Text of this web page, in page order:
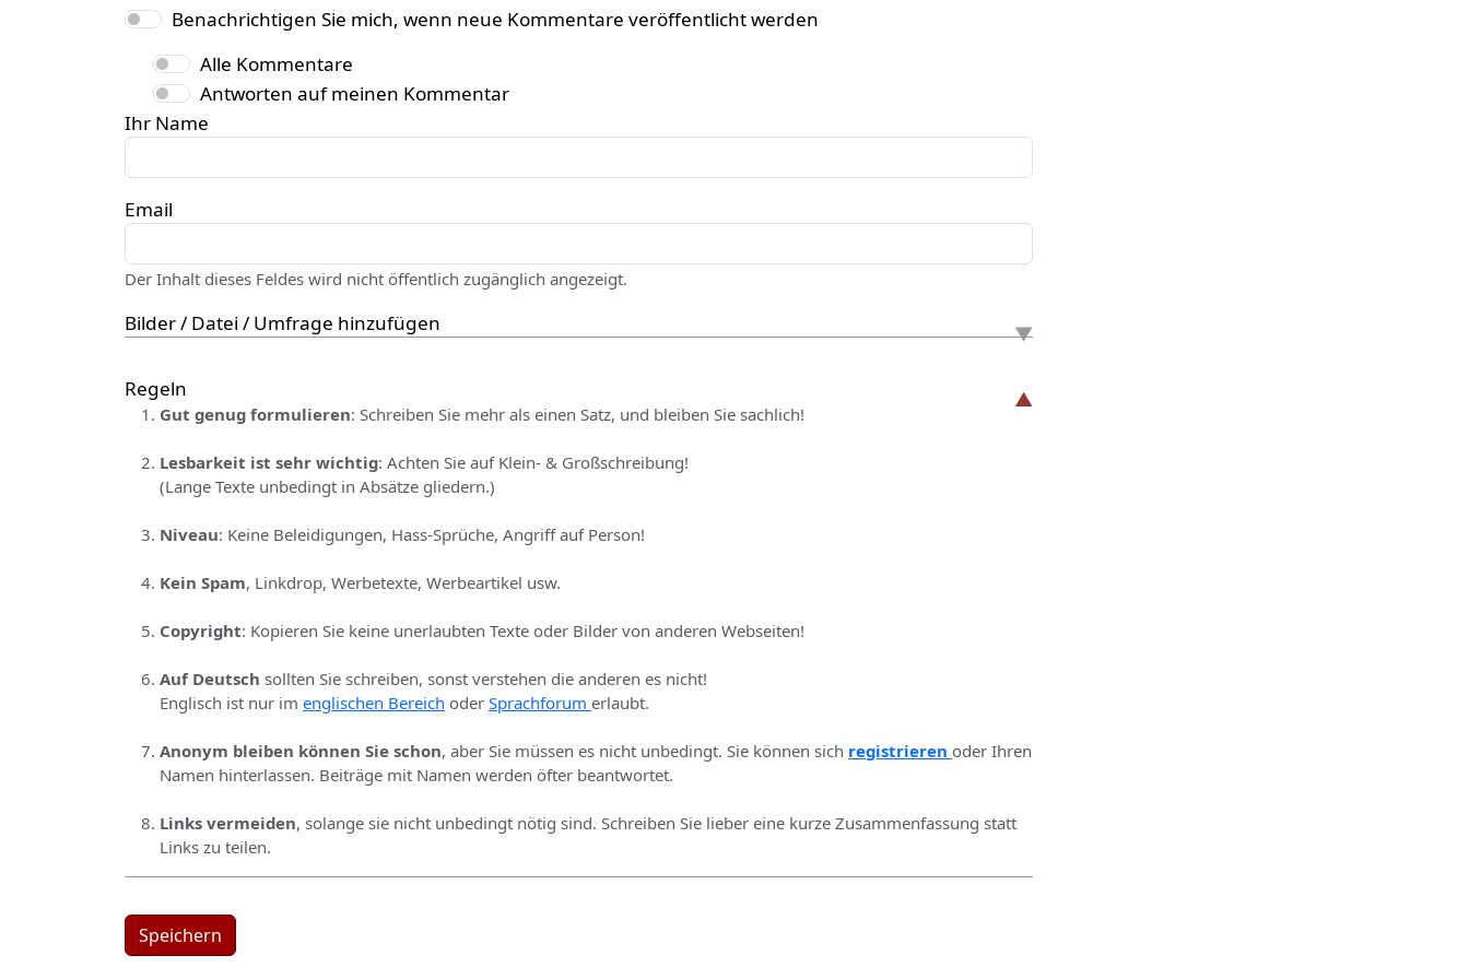
Benachrichtigen Sie mich, wenn neue Kommentare veröffentlicht werden
Alle Kommentare
Antworten auf meinen Kommentar
Ihr Name
Email
Der Inhalt dieses Feldes wird nicht öffentlich zugänglich angezeigt.
Bilder / Datei / Umfrage hinzufügen
Regeln
Gut genug formulieren: Schreiben Sie mehr als einen Satz, und bleiben Sie sachlich!
Lesbarkeit ist sehr wichtig: Achten Sie auf Klein- & Großschreibung!
(Lange Texte unbedingt in Absätze gliedern.)
Niveau: Keine Beleidigungen, Hass-Sprüche, Angriff auf Person!
Kein Spam, Linkdrop, Werbetexte, Werbeartikel usw.
Copyright: Kopieren Sie keine unerlaubten Texte oder Bilder von anderen Webseiten!
Auf Deutsch sollten Sie schreiben, sonst verstehen die anderen es nicht!
Englisch ist nur im englischen Bereich oder Sprachforum erlaubt.
Anonym bleiben können Sie schon, aber Sie müssen es nicht unbedingt. Sie können sich registrieren oder Ihren
Namen hinterlassen. Beiträge mit Namen werden öfter beantwortet.
Links vermeiden, solange sie nicht unbedingt nötig sind. Schreiben Sie lieber eine kurze Zusammenfassung statt
Links zu teilen.
Speichern